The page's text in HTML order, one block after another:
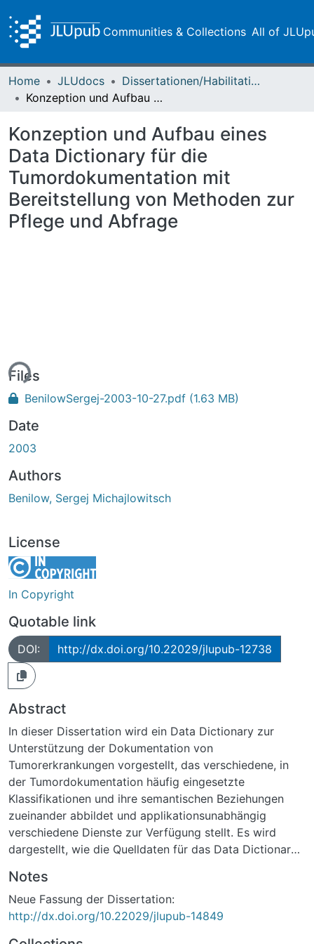
Communities & Collections All of
Home JLUdocs
Dissertationen/Habilitationen
Konzeption und Aufbau eines Data Dictionary für die Tumordokumentation mit Bereitstellung von Methoden zur Pflege und Abfrage
Konzeption und Aufbau eines
Data Dictionary für die
Tumordokumentation mit
Bereitstellung von Methoden zur
Pflege und Abfrage
Files
BenilowSergej-2003-10-27.pdf (1.63 MB)
Date
2003
Authors
Benilow, Sergej Michajlowitsch
License
In Copyright
Quotable link
DOI: http://dx.doi.org/10.22029/jlupub-12738
Abstract
In dieser Dissertation wird ein Data Dictionary zur
Unterstützung der Dokumentation von
Tumorerkrankungen vorgestellt, das verschiedene, in
der Tumordokumentation häufig eingesetzte
Klassifikationen und ihre semantischen Beziehungen
zueinander abbildet und applikationsunabhängig
verschiedene Dienste zur Verfügung stellt. Es wird
dargestellt, wie die Quelldaten für das Data Dictionary
die Zugriffsmethoden entwickelt worden sind, wie das
Data Dictionary zu aktualisieren ist und welche
Einsatzmöglichkeiten sich für das Data Dictionary
Notes
Neue Fassung der Dissertation:
http://dx.doi.org/10.22029/jlupub-14849